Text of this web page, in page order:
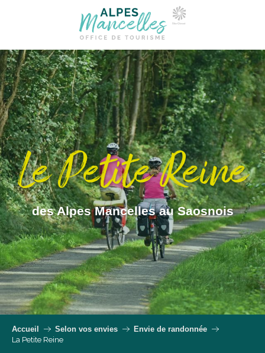
Le Petite Reine
des Alpes Mancelles au Saosnois
Accueil Selon vos envies
Envie de randonnée
La Petite Reine